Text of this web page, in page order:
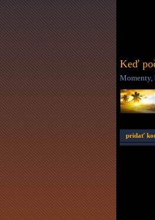
Keď
Momenty,
pridať